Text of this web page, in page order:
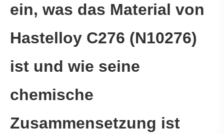
ein, was das Material von
Hastelloy C276 (N10276)
ist und wie seine
chemische
Zusammensetzung ist